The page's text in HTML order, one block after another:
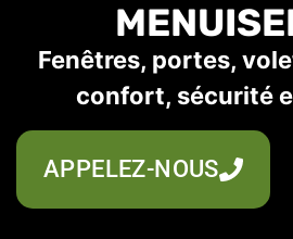
Fenêtres, portes,
confort, sécurité
APPELEZ-NOUS